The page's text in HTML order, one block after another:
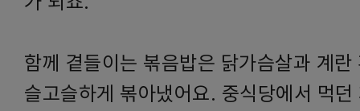
함께 곁들이는 볶음밥은 닭가슴살과 계란
슬고슬하게 볶아냈어요. 중식당에서 먹